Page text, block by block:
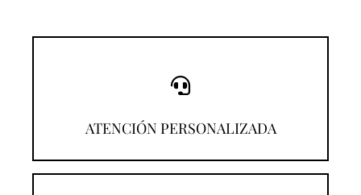
ATENCIÓN PERSONALIZADA
¡Llámanos!